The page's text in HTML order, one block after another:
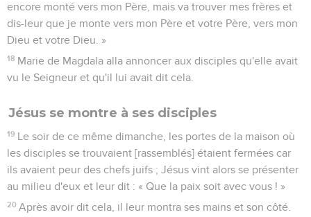
encore monté vers mon Père, mais va trouver mes frères et
dis-leur que je monte vers mon Père et votre Père, vers mon
Dieu et votre Dieu. »
18 Marie de Magdala alla annoncer aux disciples qu'elle avait
vu le Seigneur et qu'il lui avait dit cela.
Jésus se montre à ses disciples
19 Le soir de ce même dimanche, les portes de la maison où
les disciples se trouvaient [rassemblés] étaient fermées car
ils avaient peur des chefs juifs ; Jésus vint alors se présenter
au milieu d'eux et leur dit : « Que la paix soit avec vous ! »
20 Après avoir dit cela, il leur montra ses mains et son côté.